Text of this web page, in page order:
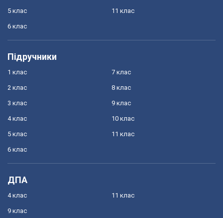
5 клас
6 клас
11 клас
Підручники
1 клас
2 клас
3 клас
4 клас
5 клас
6 клас
7 клас
8 клас
9 клас
10 клас
11 клас
ДПА
4 клас
9 клас
11 клас